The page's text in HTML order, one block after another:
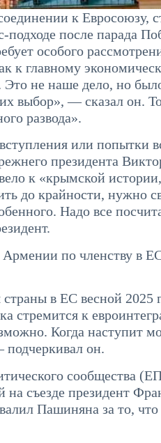
к Евросоюзу,
после парада
особого
главному
не наше дело, но
выбор», — сказал он.
развода».
или попытки
президента
к «крымской
до крайности, нужно
Надо все
по членству в
в ЕС весной 2025
стремится к
Когда наступит
он.
сообщества
на съезде президент
Пашиняна за то, что